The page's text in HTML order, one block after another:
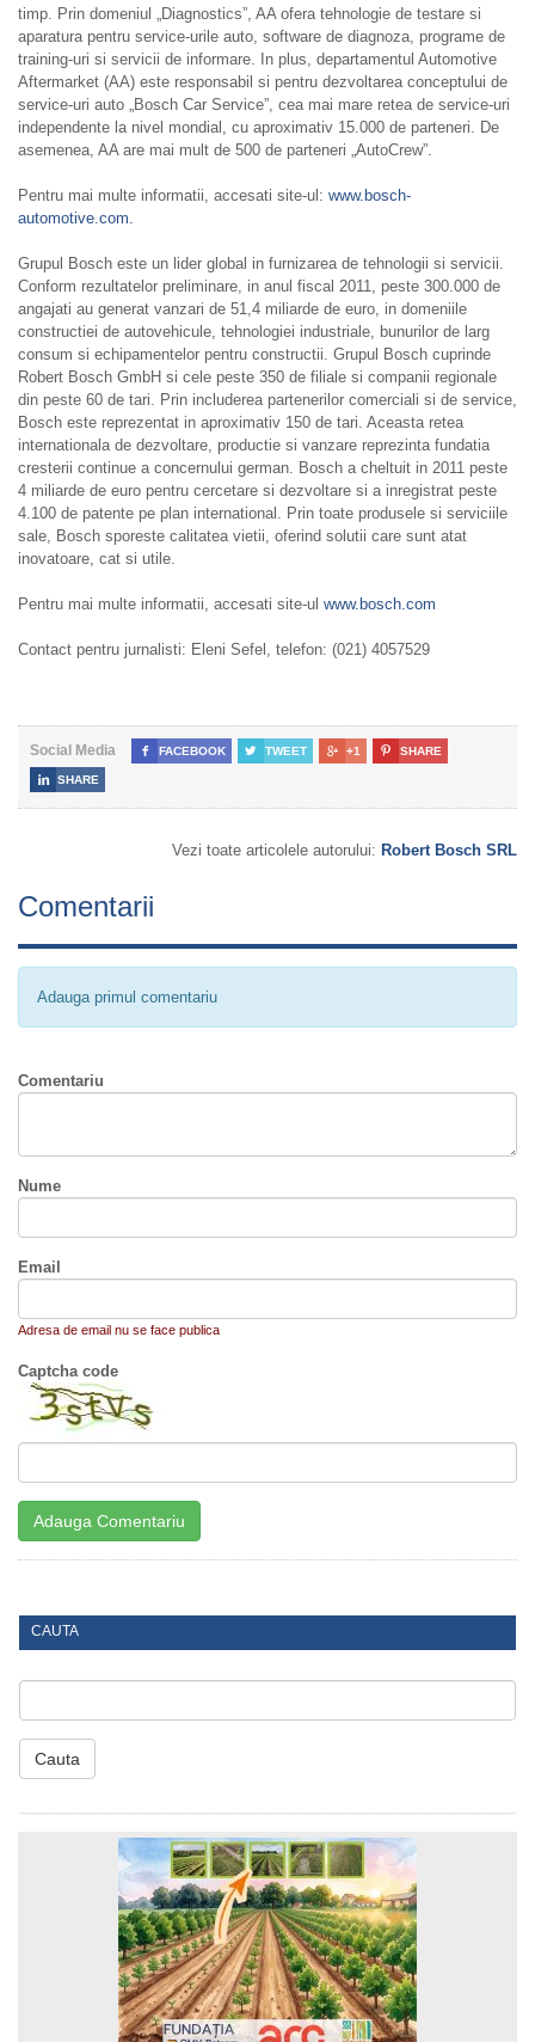
timp. Prin domeniul „Diagnostics”, AA ofera tehnologie de testare si
aparatura pentru service-urile auto, software de diagnoza, programe de
training-uri si servicii de informare. In plus, departamentul Automotive
Aftermarket (AA) este responsabil si pentru dezvoltarea conceptului de
service-uri auto „Bosch Car Service”, cea mai mare retea de service-uri
independente la nivel mondial, cu aproximativ 15.000 de parteneri. De
asemenea, AA are mai mult de 500 de parteneri „AutoCrew”.
Pentru mai multe informatii, accesati site-ul: www.bosch-
automotive.com.
Grupul Bosch este un lider global in furnizarea de tehnologii si servicii.
Conform rezultatelor preliminare, in anul fiscal 2011, peste 300.000 de
angajati au generat vanzari de 51,4 miliarde de euro, in domeniile
constructiei de autovehicule, tehnologiei industriale, bunurilor de larg
consum si echipamentelor pentru constructii. Grupul Bosch cuprinde
Robert Bosch GmbH si cele peste 350 de filiale si companii regionale
din peste 60 de tari. Prin includerea partenerilor comerciali si de service,
Bosch este reprezentat in aproximativ 150 de tari. Aceasta retea
internationala de dezvoltare, productie si vanzare reprezinta fundatia
cresterii continue a concernului german. Bosch a cheltuit in 2011 peste
4 miliarde de euro pentru cercetare si dezvoltare si a inregistrat peste
4.100 de patente pe plan international. Prin toate produsele si serviciile
sale, Bosch sporeste calitatea vietii, oferind solutii care sunt atat
inovatoare, cat si utile.
Pentru mai multe informatii, accesati site-ul www.bosch.com
Contact pentru jurnalisti: Eleni Sefel, telefon: (021) 4057529
Social Media  FACEBOOK  TWEET  +1  SHARE
 SHARE
Vezi toate articolele autorului: Robert Bosch SRL
Comentarii
Adauga primul comentariu
Comentariu
Nume
Email
Adresa de email nu se face publica
Captcha code
CAUTA
Cauta